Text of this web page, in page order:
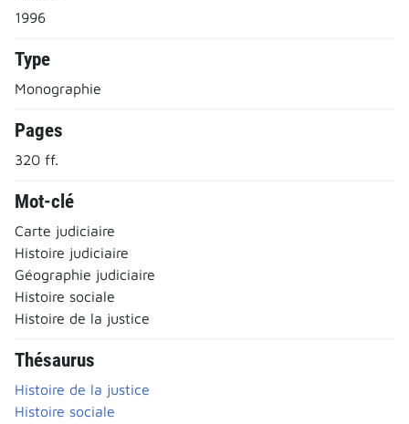
1996
Type
Monographie
Pages
320 ff.
Mot-clé
Carte judiciaire
Histoire judiciaire
Géographie judiciaire
Histoire sociale
Histoire de la justice
Thésaurus
Histoire de la justice
Histoire sociale